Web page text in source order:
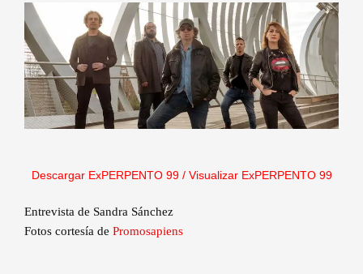
Descargar ExPERPENTO 99/ Visualizar ExPERPENTO 99
Entrevista de Sandra Sánchez
Fotos cortesía de Promosapiens